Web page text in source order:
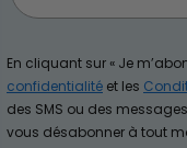
En cliquant sur « Je
confidentialité et les
des SMS ou des messages
vous désabonner à tout